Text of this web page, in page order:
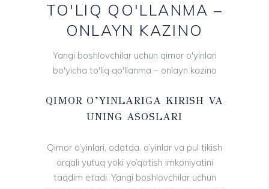
TO'LIQ QO'LLANMA –
ONLAYN KAZINO
Yangi boshlovchilar uchun qimor o'yinlari
bo'yicha to'liq qo'llanma – onlayn kazino
QIMOR O’YINLARIGA KIRISH VA
UNING ASOSLARI
Qimor o’yinlari, odatda, o’yinlar va pul tikish
orqali yutuq yoki yo’qotish imkoniyatini
taqdim etadi. Yangi boshlovchilar uchun